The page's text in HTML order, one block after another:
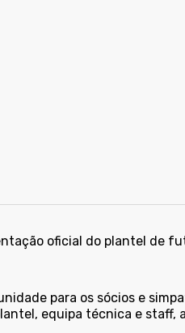
oficial do plantel de
para os sócios e
equipa técnica e staff,